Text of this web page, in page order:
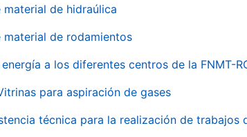
material de hidraúlica
material de rodamientos
a los diferentes centros de la FNMT-
para aspiración de gases
técnica para la realización de